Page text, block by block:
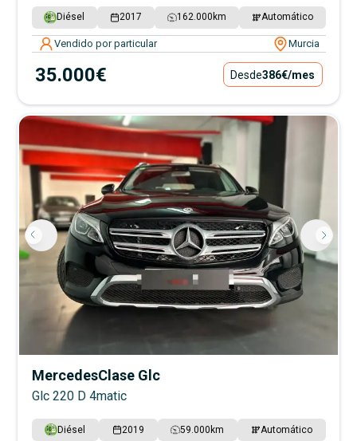
Diésel 2017 162.000 km Automático
Vendido por particular Murcia
35.000€ Desde386€/mes
MercedesClase Glc
Glc 220 D 4matic
Diésel 2019 59.000 km Automático